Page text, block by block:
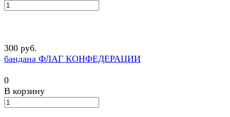
300 руб.
бандана ФЛАГ КОНФЕДЕРАЦИИ
0
В корзину